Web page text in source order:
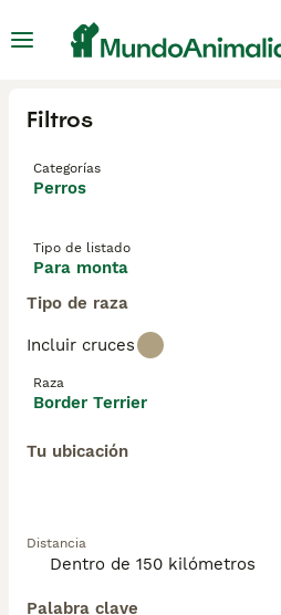
Filtros
Categorías
Perros
Tipo de listado
Para monta
Tipo de raza
Incluir cruces
Raza
Border Terrier
Tu ubicación
Distancia
Palabra clave